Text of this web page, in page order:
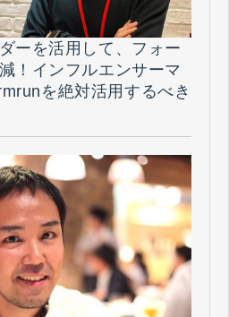
ーを活用して、フォー
！インフルエンサーマ
を絶対活用するべき